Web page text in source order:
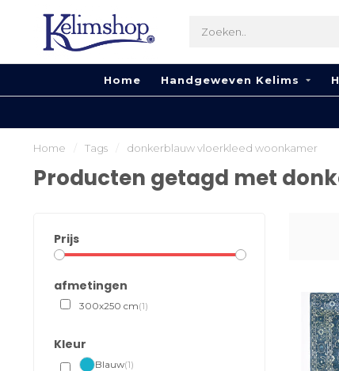
Home Handgeweven Kelims
Home Tags donkerblauw vloerkleed woonkamer
Producten getagd met
Prijs
afmetingen
300x250 cm(1)
Kleur
Blauw(1)